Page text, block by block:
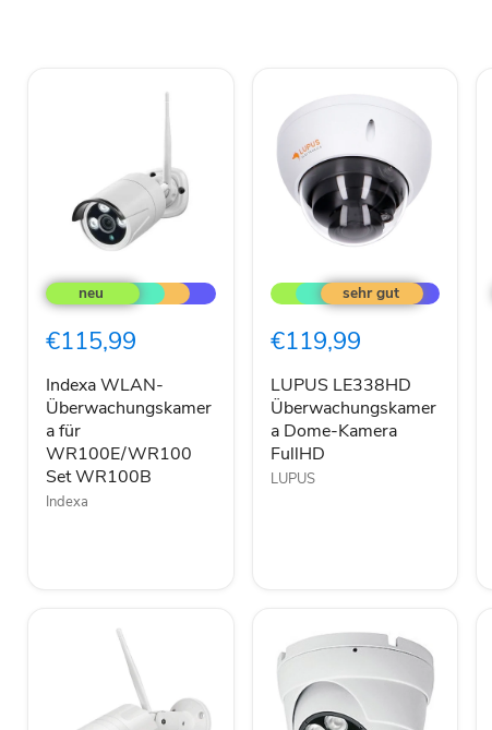
WLAN-
Überwachungskamera
WR100E/WR100
WR100B
€115,99
Indexa WLAN-
Überwachungskamer
a für
WR100E/WR100
Set WR100B
Indexa
LE338HD
Überwachungskamera
Kamera
€119,99
LUPUS LE338HD
Überwachungskamer
a Dome-Kamera
FullHD
LUPUS